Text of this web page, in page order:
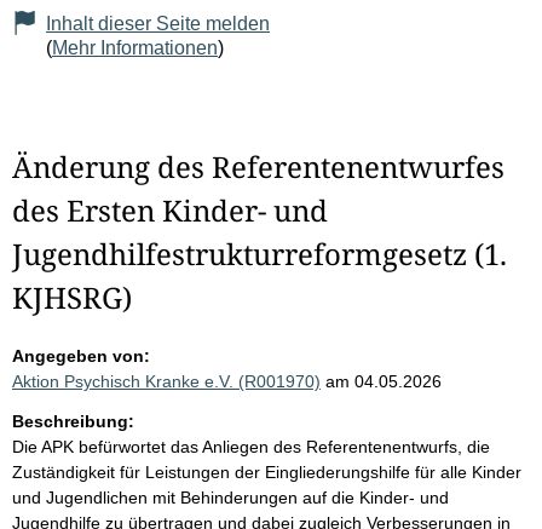
Inhalt dieser Seite melden
(Mehr Informationen)
Änderung des Referentenentwurfes
des Ersten Kinder- und
Jugendhilfestrukturreformgesetz (1.
KJHSRG)
Angegeben von:
Aktion Psychisch Kranke e.V. (R001970) am 04.05.2026
Beschreibung:
Die APK befürwortet das Anliegen des Referentenentwurfs, die
Zuständigkeit für Leistungen der Eingliederungshilfe für alle Kinder
und Jugendlichen mit Behinderungen auf die Kinder- und
Jugendhilfe zu übertragen und dabei zugleich Verbesserungen in